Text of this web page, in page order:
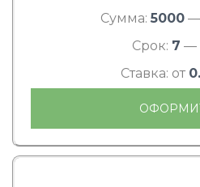
Сумма: 5000 —
Срок: 7 —
Ставка: от